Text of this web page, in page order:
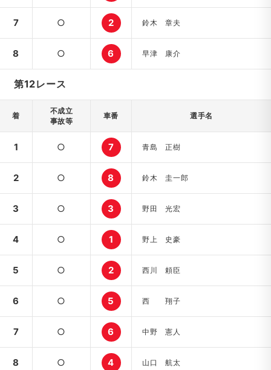
7 ○ 2 鈴木 章夫
8 ○ 6 早津 康介
第12レース
着
不成立
事故等
車番 選手名
1 ○ 7 青島 正樹
2 ○ 8 鈴木 圭一郎
3 ○ 3 野田 光宏
4 ○ 1 野上 史豪
5 ○ 2 西川 頼臣
6 ○ 5 西 翔子
7 ○ 6 中野 憲人
8 ○ 4 山口 航太